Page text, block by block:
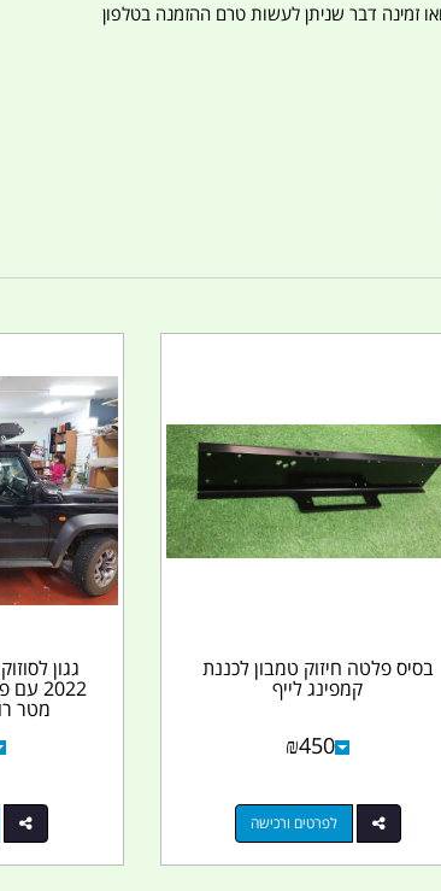
זמינה דבר שניתן לעשות טרם ההזמנה בטלפון
בסיס פלטה חיזוק טמבון לכננת
קמפינג לייף
₪450
לפרטים ורכישה
גגון
מטר רוחב